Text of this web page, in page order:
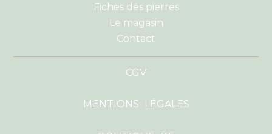
Fiches des pierres
Le magasin
Contact
CGV
MENTIONS LÉGALES